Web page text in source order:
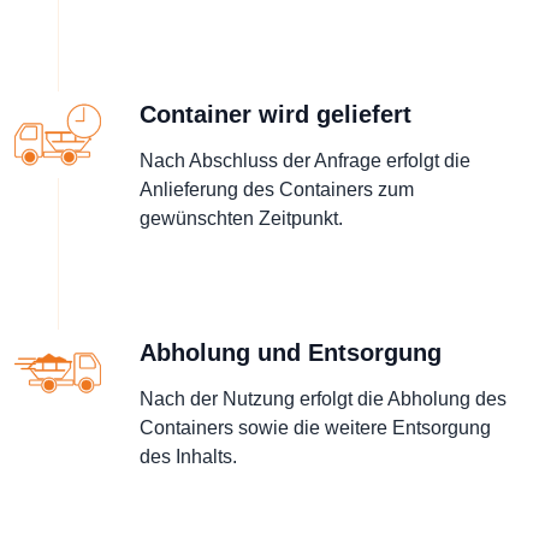
Container wird geliefert
Nach Abschluss der Anfrage erfolgt die
Anlieferung des Containers zum
gewünschten Zeitpunkt.
Abholung und Entsorgung
Nach der Nutzung erfolgt die Abholung des
Containers sowie die weitere Entsorgung
des Inhalts.